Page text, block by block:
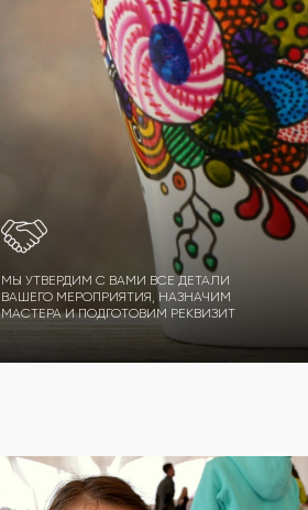
МЫ УТВЕРДИМ С ВАМИ ВСЕ ДЕТАЛИ
ВАШЕГО МЕРОПРИЯТИЯ, НАЗНАЧИМ
МАСТЕРА И ПОДГОТОВИМ РЕКВИЗИТ